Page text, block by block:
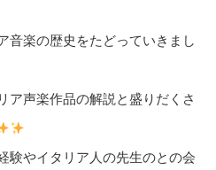
音楽の歴史をたどっていきまし
ア声楽作品の解説と盛りだくさ
験やイタリア人の先生のとの会